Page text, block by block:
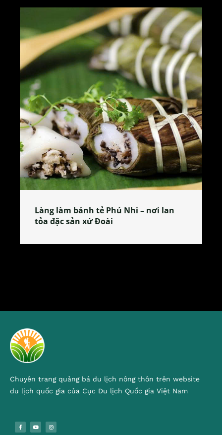
Làng làm bánh tẻ Phú Nhi – nơi lan
tỏa đặc sản xứ Đoài
Chuyên trang quảng bá du lịch nông thôn trên website
du lịch quốc gia của Cục Du lịch Quốc gia Việt Nam